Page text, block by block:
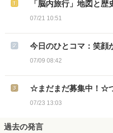
「脳内旅行」地図と
07/21 10:51
今日のひとコマ：笑
07/09 08:42
☆まだまだ募集中！☆
07/23 13:03
過去の発言